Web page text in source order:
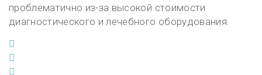
проблематично из-за высокой стоимости
диагностического и лечебного оборудования.